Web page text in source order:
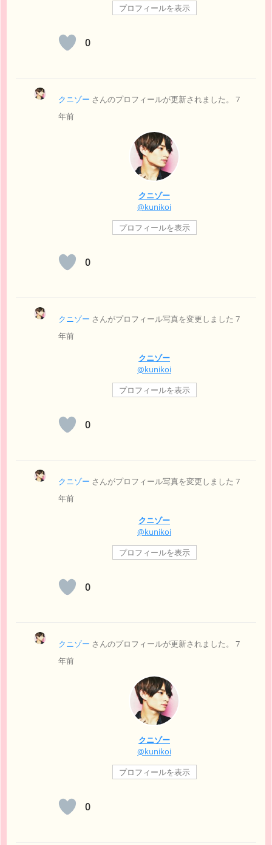
プロフィールを表示
0
クニゾー さんのプロフィールが更新されました。 7
年前
クニゾー
@kunikoi
プロフィールを表示
0
クニゾー さんがプロフィール写真を変更しました 7
年前
クニゾー
@kunikoi
プロフィールを表示
0
クニゾー さんがプロフィール写真を変更しました 7
年前
クニゾー
@kunikoi
プロフィールを表示
0
クニゾー さんのプロフィールが更新されました。 7
年前
クニゾー
@kunikoi
プロフィールを表示
0